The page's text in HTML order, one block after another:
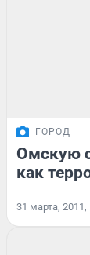
ГОРОД
Омскую
как
31 марта, 2011,